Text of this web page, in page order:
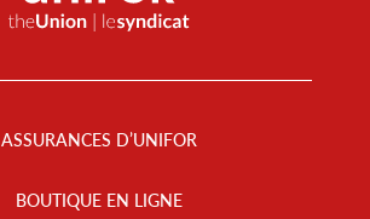
ASSURANCES D’UNIFOR
BOUTIQUE EN LIGNE